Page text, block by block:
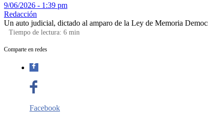
9/06/2026 - 1:39 pm
Redacción
Un auto judicial, dictado al amparo de la Ley de Memoria
Tiempo de lectura: 6 min
Comparte en redes
Facebook